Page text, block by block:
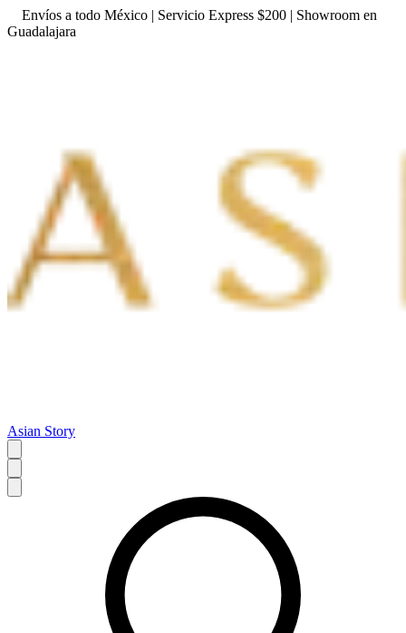
Envíos a todo México | Servicio Express $200 | Showroom en
Guadalajara
Asian Story